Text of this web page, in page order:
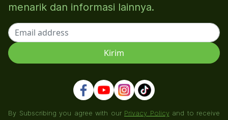
menarik dan informasi lainnya.
By Subscribing you agree with our Privacy Policyand to receive